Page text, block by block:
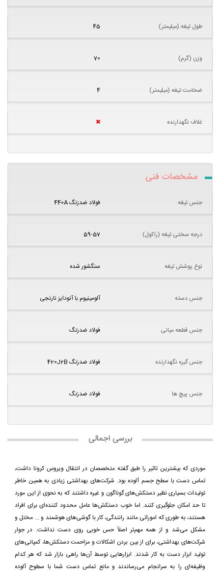
طول تیغه (میلیمتر) 45
وزن (گرم) 70
ضخامت تیغه (میلیمتر) 4
غلاف نگهدارنده
مشخصات فنی
جنس تیغه فولاد ضدزنگ 440A
درجه سختی تیغه (راکول) 59-57
نوع پوشش تیغه سنگشور شده
جنس دسته آلومینیوم با آنودایز نارنجی
جنس قطعه میانی فولاد ضدزنگ
جنس گیره نگهدارنده فولاد ضدزنگ 420J2B
جنس پیچ ها فولاد ضدزنگ
بررسی اجمالی
موردی که بیشترین تاثیر را طبق گفته متخصصان در انتقال ویروس کرونا داشت،
تماس دست با سطح جسم آلوده بود. شرکت‌های بهداشتی زیادی به همین خاطر
تولیدات بسیاری نظیر دستکش‌های گوناگون و غیره داشتند که به نحوی از این مورد
تا حد امکان جلوگیری کنند. اما خوب دستکش‌ها عامل محدود کننده‌ای برای افراد
هستند، به طوری که اموراتی مانند رانندگی، کار با گوشی‌های هوشمند و ... مختل و
مشکل می‌شد و از همه مهم‌تر اصلاً حس خوبی روی دست نداشت. در جوار
شرکت‌های بهداشتی، برای از بین بردن اشکالات و مزاحمت‌ دستکش‌ها، کمپانی‌های
تولید ابزار دست به کار شدند. ابزارهایی توسط آن‌ها راهی بازار شد که هر کدام
وظیفه‌ای را به سرانجام می‌رساندند و مانع تماس دست شما با سطوح آلوده